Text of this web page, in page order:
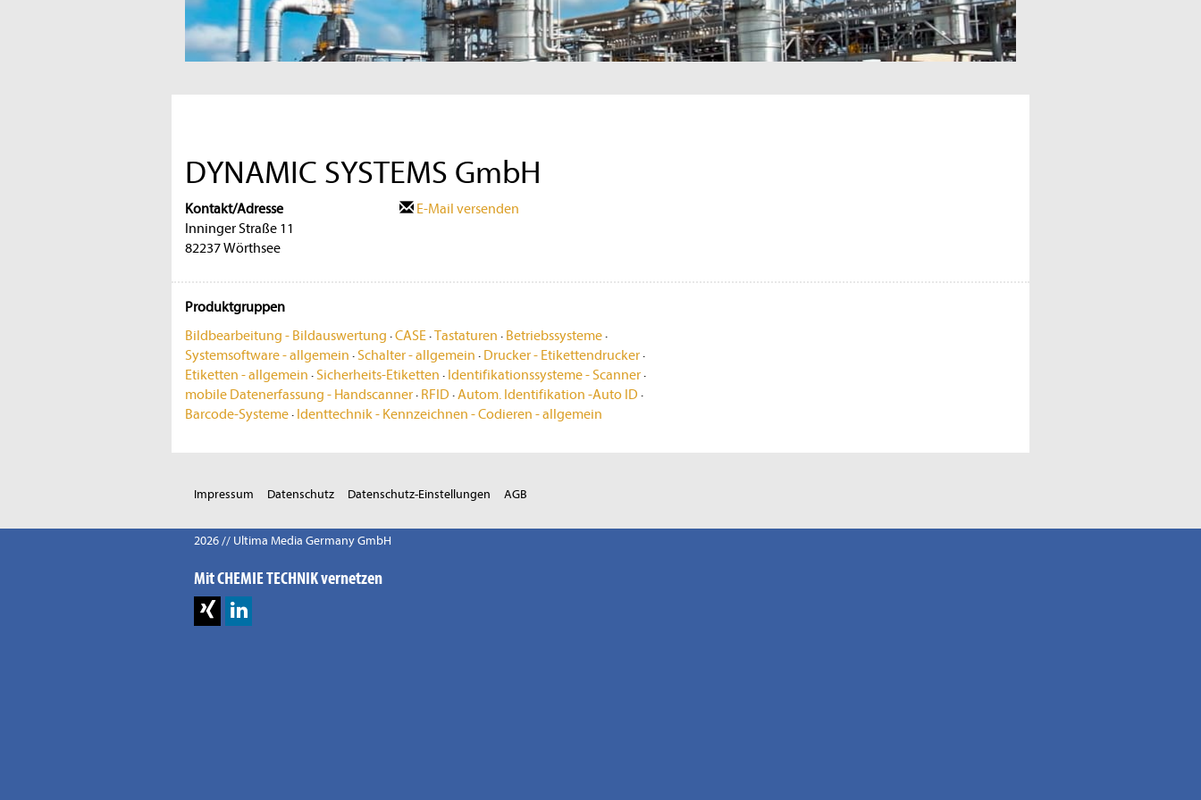
DYNAMIC SYSTEMS GmbH
Kontakt/Adresse
Inninger Straße 11
82237 Wörthsee
E-Mail versenden
Produktgruppen
Bildbearbeitung - Bildauswertung ·CASE·Tastaturen · Betriebssysteme·
Systemsoftware - allgemein ·Schalter - allgemein · Drucker - Etikettendrucker·
Etiketten - allgemein ·Sicherheits-Etiketten · Identifikationssysteme - Scanner·
mobile Datenerfassung - Handscanner· RFID ·Autom. Identifikation -Auto ID ·
Barcode-Systeme· Identtechnik - Kennzeichnen - Codieren - allgemein
Impressum Datenschutz Datenschutz-Einstellungen AGB
2026 // Ultima Media Germany GmbH
Mit CHEMIE TECHNIK vernetzen